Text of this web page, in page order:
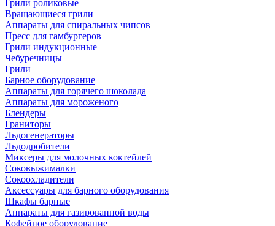
Грили роликовые
Вращающиеся грили
Аппараты для спиральных чипсов
Пресс для гамбургеров
Грили индукционные
Чебуречницы
Грили
Барное оборудование
Аппараты для горячего шоколада
Аппараты для мороженого
Блендеры
Граниторы
Льдогенераторы
Льдодробители
Миксеры для молочных коктейлей
Соковыжималки
Сокоохладители
Аксессуары для барного оборудования
Шкафы барные
Аппараты для газированной воды
Кофейное оборудование